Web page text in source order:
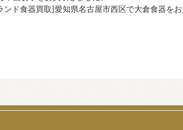
ンド食器買取]愛知県名古屋市西区で大倉食器をお